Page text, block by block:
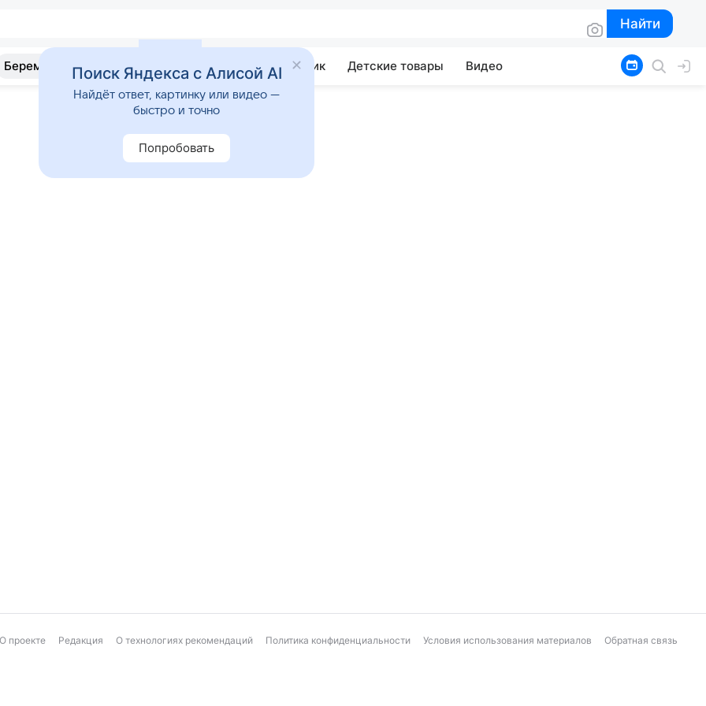
Найти
Найти
Беременность Развитие Почемучка Учебник Детские товары Видео
О проекте Редакция О технологиях рекомендаций Политика конфиденциальности Условия использования материалов Обратная связь
Поиск Яндекса с Алисой AI
Найдёт ответ, картинку или видео —
быстро и точно
Попробовать